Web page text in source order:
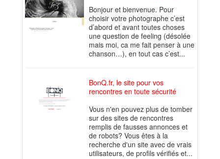
Bonjour et bienvenue. Pour
choisir votre photographe c’est
d’abord et avant toutes choses
une question de feeling (désolée
mais moi, ca me fait penser à une
chanson…), en tout cas c’est...
BonQ.fr, le site pour vos
rencontres en toute sécurité
Vous n'en pouvez plus de tomber
sur des sites de rencontres
remplis de fausses annonces et
de robots? Vous êtes à la
recherche d'un site avec de vrais
utilisateurs, de profils vérifiés et...